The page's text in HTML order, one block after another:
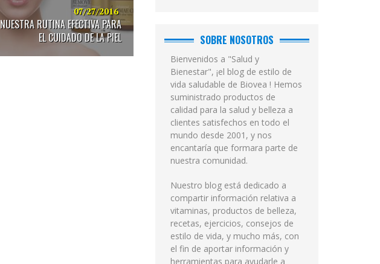
07/27/2016
NUESTRA RUTINA EFECTIVA PARA
EL CUIDADO DE LA PIEL
SOBRE NOSOTROS
Bienvenidos a "Salud y
Bienestar", ¡el blog de estilo de
vida saludable de Biovea ! Hemos
suministrado productos de
calidad para la salud y belleza a
clientes satisfechos en todo el
mundo desde 2001, y nos
encantaría que formara parte de
nuestra comunidad.
Nuestro blog está dedicado a
compartir información relativa a
vitaminas, productos de belleza,
recetas, ejercicios, consejos de
estilo de vida, y mucho más, con
el fin de aportar información y
herramientas para ayudarle a